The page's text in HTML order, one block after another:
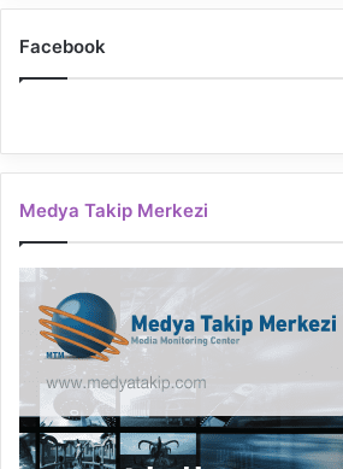
Facebook
Medya Takip Merkezi